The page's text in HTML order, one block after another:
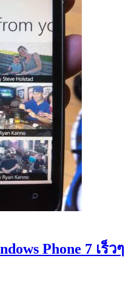
Phone 7 เร็วๆ